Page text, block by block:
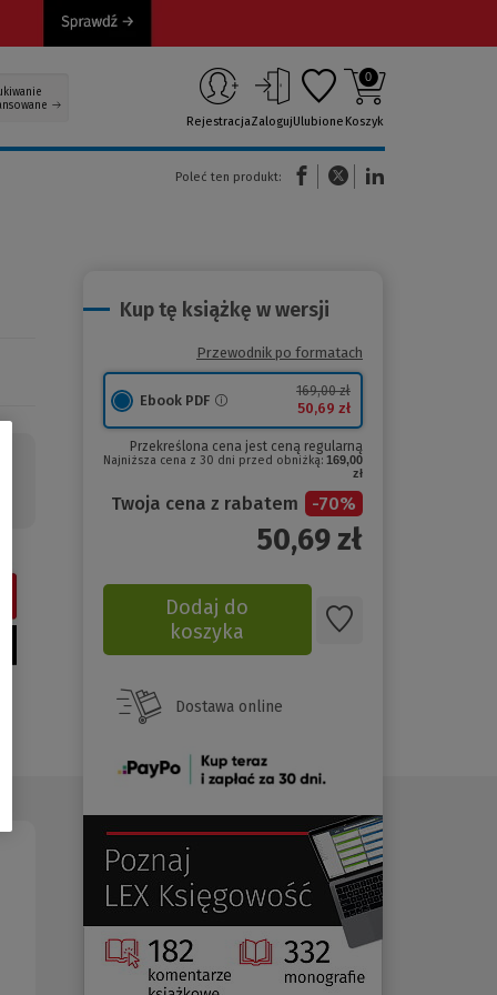
RejestracjaZalogujUlubione
0
Koszyk
Poleć ten produkt:
(Nowe okno)(Link do innej strony)
Kup tę książkę w wersji
Przewodnik po formatach
Ebook PDF
169,00 zł
50,69 zł
Przekreślona cena jest ceną regularną
Najniższa cena z 30 dni przed obniżką: 169,00
zł
Twoja cena z rabatem -70%
50,69zł
Dodaj do
koszyka
Dostawa online
(Nowe